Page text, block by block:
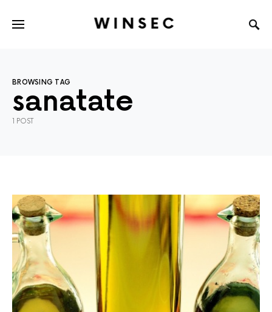
WINSEC
BROWSING TAG
sanatate
1 POST